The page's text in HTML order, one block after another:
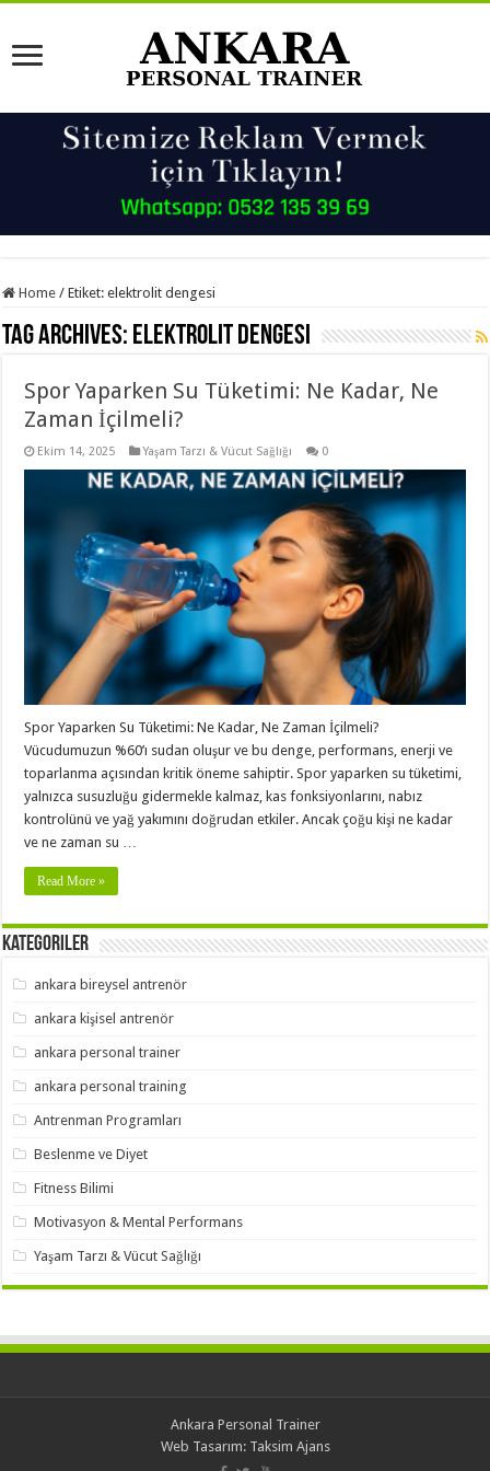
Home / Etiket:elektrolit dengesi
Tag Archives: elektrolit dengesi
Spor Yaparken Su Tüketimi: Ne Kadar, Ne
Zaman İçilmeli?
Ekim 14, 2025 Yaşam Tarzı & Vücut Sağlığı 0
Spor Yaparken Su Tüketimi: Ne Kadar, Ne Zaman İçilmeli?
Vücudumuzun %60’ı sudan oluşur ve bu denge, performans, enerji ve
toparlanma açısından kritik öneme sahiptir. Spor yaparken su tüketimi,
yalnızca susuzluğu gidermekle kalmaz, kas fonksiyonlarını, nabız
kontrolünü ve yağ yakımını doğrudan etkiler. Ancak çoğu kişi ne kadar
ve ne zaman su …
Read More »
Kategoriler
ankara bireysel antrenör
ankara kişisel antrenör
ankara personal trainer
ankara personal training
Antrenman Programları
Beslenme ve Diyet
Fitness Bilimi
Motivasyon & Mental Performans
Yaşam Tarzı & Vücut Sağlığı
Ankara Personal Trainer
Web Tasarım: Taksim Ajans